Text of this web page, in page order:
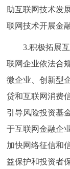
助互联网技术发
联网技术开展金
3.积极拓展互
联网企业依法合
微企业、创新型
贷和互联网消费
引导风险投资基
于互联网金融企
加快网络征信和
益保护和投资者